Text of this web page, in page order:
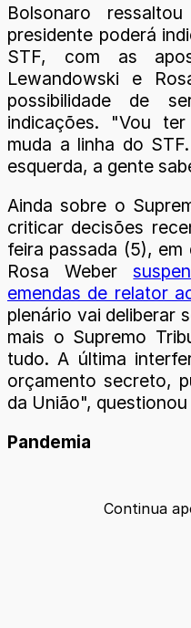
Bolsonaro
presidente poderá
STF, com as
Lewandowski e
possibilidade de
indicações. "Vou
muda a linha do
esquerda, a gente
Ainda sobre o
criticar decisões
feira passada (5), em
Rosa Weber
emendas de relator
plenário vai deliberar
mais o Supremo
tudo. A última
orçamento secreto,
da União",
Pandemia
Continua